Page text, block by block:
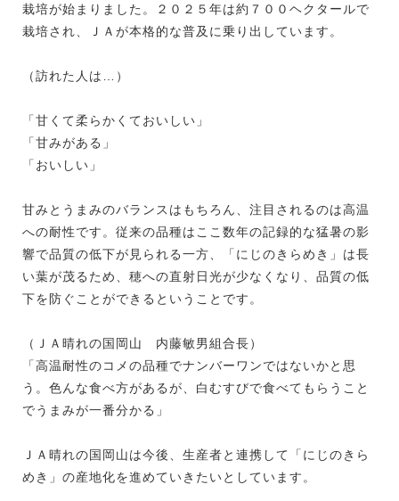
栽培が始まりました。２０２５年は約７００ヘクタールで
栽培され、ＪＡが本格的な普及に乗り出しています。
（訪れた人は…）
「甘くて柔らかくておいしい」
「甘みがある」
「おいしい」
甘みとうまみのバランスはもちろん、注目されるのは高温
への耐性です。従来の品種はここ数年の記録的な猛暑の影
響で品質の低下が見られる一方、「にじのきらめき」は長
い葉が茂るため、穂への直射日光が少なくなり、品質の低
下を防ぐことができるということです。
（ＪＡ晴れの国岡山 内藤敏男組合長）
「高温耐性のコメの品種でナンバーワンではないかと思
う。色んな食べ方があるが、白むすびで食べてもらうこと
でうまみが一番分かる」
ＪＡ晴れの国岡山は今後、生産者と連携して「にじのきら
めき」の産地化を進めていきたいとしています。